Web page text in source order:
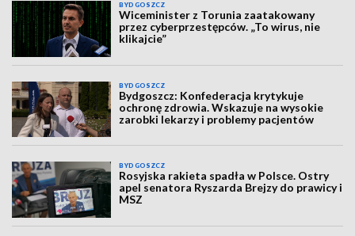
BYDGOSZCZ
Wiceminister z Torunia zaatakowany
przez cyberprzestępców. „To wirus, nie
klikajcie”
BYDGOSZCZ
Bydgoszcz: Konfederacja krytykuje
ochronę zdrowia. Wskazuje na wysokie
zarobki lekarzy i problemy pacjentów
BYDGOSZCZ
Rosyjska rakieta spadła w Polsce. Ostry
apel senatora Ryszarda Brejzy do prawicy i
MSZ